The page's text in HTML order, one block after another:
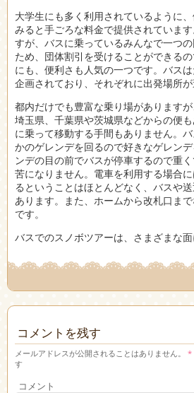
大学生にも多く利用されているように
みると手ごろな料金で提供されていま
すが、バスに乗っているみんなで一つ
ため、団体割引を受けることができる
にも、便利さも人気の一つです。バス
企画されており、それぞれに出発場所が
都内だけでも豊富な乗り場があります
埼玉県、千葉県や茨城県などからの便
に乗って移動する手間もありません。
かのゲレンデを回るので好きなゲレン
ンデの目の前でバスが停車するので重
苦になりません。電車を利用する場合
るということはほとんどなく、バスや
あります。また、ホームから改札口ま
です。
バスでのスノボツアーは、さまざまな面
コメントを残す
メールアドレスが公開されることはありません。 *
す
コメント